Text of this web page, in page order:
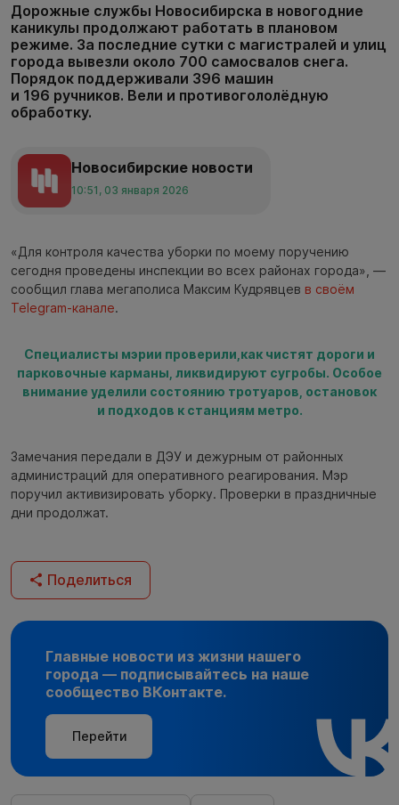
Дорожные службы Новосибирска в новогодние
каникулы продолжают работать в плановом
режиме. За последние сутки с магистралей и улиц
города вывезли около 700 самосвалов снега.
Порядок поддерживали 396 машин
и 196 ручников. Вели и противогололёдную
обработку.
Новосибирские новости
10:51, 03 января 2026
«Для контроля качества уборки по моему поручению
сегодня проведены инспекции во всех районах города», —
сообщил глава мегаполиса Максим Кудрявцев в своём
Telegram-канале.
Специалисты мэрии проверили,как чистят дороги и
парковочные карманы, ликвидируют сугробы. Особое
внимание уделили состоянию тротуаров, остановок
и подходов к станциям метро.
Замечания передали в ДЭУ и дежурным от районных
администраций для оперативного реагирования. Мэр
поручил активизировать уборку. Проверки в праздничные
дни продолжат.
Поделиться
Главные новости из жизни нашего
города — подписывайтесь на наше
сообщество ВКонтакте.
Перейти